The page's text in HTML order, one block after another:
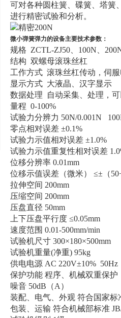
可对各种圆柱簧、碟簧、塔簧
进行精密试验和分析。
微小弹簧弹力的设备主要技术参数：
规格 ZCTL-ZJ50、100N、
结构 双螺母滚珠丝杠
工作方式 滚珠丝杠传动，伺
显示方式 大液晶、汉字显示
数据处理 自动采集、处理，
量程 0-100%
试验力分辨力 50N/0.001N
零点相对误差 ±0.1%
试验力示值相对误差 ±1.0%
试验力示值重复性相对误差
位移分辨率 0.01mm
位移示值误差（微米） ≤±（
拉伸空间 200mm
压缩空间 200mm
压盘直径 50mm
上下压盘平行度 ≤0.05mm
速度范围 0.01-500mm/min
试验机尺寸 300×180×500mm
试验机重量(净重) 95kg
供电电源 AC 220V±10% 50Hz
保护功能 程序、机械双重保护
噪音 50dB（A）
装配、电气、外观 符合国家标
包装、运输 符合机械部标准